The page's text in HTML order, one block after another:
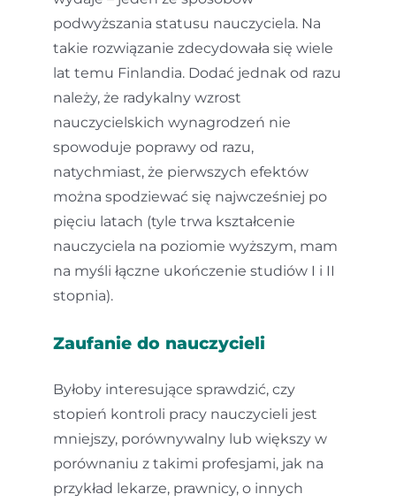
podwyższania statusu nauczyciela. Na
takie rozwiązanie zdecydowała się wiele
lat temu Finlandia. Dodać jednak od razu
należy, że radykalny wzrost
nauczycielskich wynagrodzeń nie
spowoduje poprawy od razu,
natychmiast, że pierwszych efektów
można spodziewać się najwcześniej po
pięciu latach (tyle trwa kształcenie
nauczyciela na poziomie wyższym, mam
na myśli łączne ukończenie studiów I i II
stopnia).
Zaufanie do nauczycieli
Byłoby interesujące sprawdzić, czy
stopień kontroli pracy nauczycieli jest
mniejszy, porównywalny lub większy w
porównaniu z takimi profesjami, jak na
przykład lekarze, prawnicy, o innych